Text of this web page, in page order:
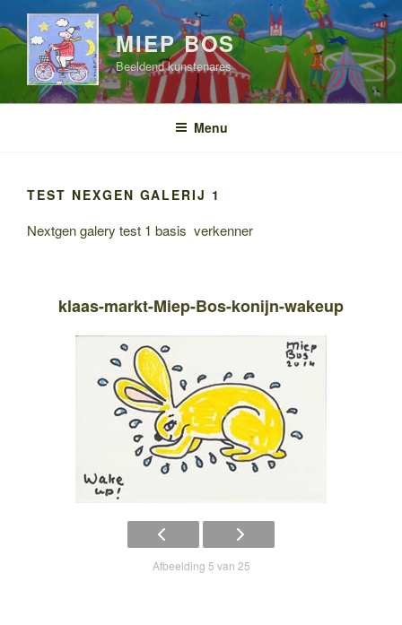
naar
de
inhoud
MIEP BOS
Beeldend kunstenares
Menu
TEST NEXGEN GALERIJ 1
Nextgen galery test 1 basis verkenner
klaas-markt-Miep-Bos-konijn-wakeup
Afbeelding 5 van 25